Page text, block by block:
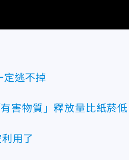
逃不掉
害物質」釋放量比紙菸低
用了